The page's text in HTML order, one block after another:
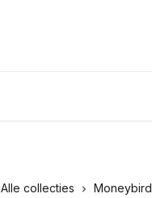
Alle collecties